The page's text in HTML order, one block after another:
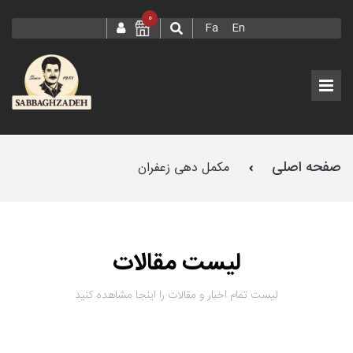
Fa En
0
صفحه اصلی مکمل دهی زعفران
لیست مقالات
لیست تمام اخبار و مقالات را اینجا مشاهده کنید